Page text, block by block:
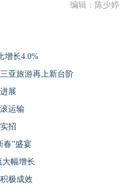
编辑：陈少婷
增长4.0%
亚旅游再上新台阶
展
运输
招
春”盛宴
幅增长
极成效